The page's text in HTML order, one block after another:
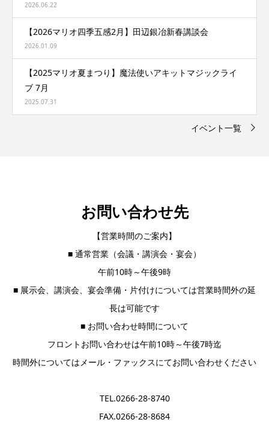
2026.06.22
【2026マリオ四季五感2月】田辺銀冶新春講談会
2026.01.09
【2025マリオ夏まつり】魔法使いアキットマジックライ
ブ 7月
2025.07.31
イベント一覧
お問い合わせ先
【営業時間のご案内】
■ 通常営業（会議・講演会・宴会）
午前10時～午後9時
■ 展示会、講演会、宴会準備・片付けについては営業時間外の延
長は可能です
■ お問い合わせ時間について
フロントお問い合わせは午前10時～午後7時迄
時間外についてはメール・ファックスにてお問い合わせください
TEL.0266-28-8740
FAX.0266-28-8684